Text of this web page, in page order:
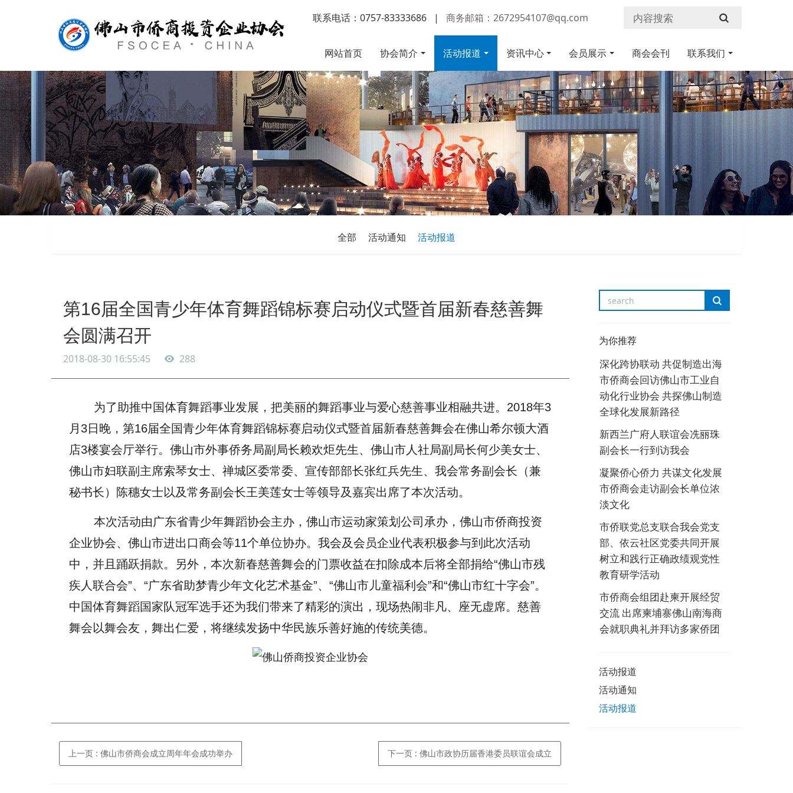
联系电话：0757-83333686 | 商务邮箱：2672954107@qq.com
网站首页 协会简介 活动报道 资讯中心 会员展示 商会会刊 联系我们
全部 活动通知 活动报道
第16届全国青少年体育舞蹈锦标赛启动仪式暨首届新春慈善舞
会圆满召开
2018-08-30 16:55:45 288
为了助推中国体育舞蹈事业发展，把美丽的舞蹈事业与爱心慈善事业相融共进。2018年3
月3日晚，第16届全国青少年体育舞蹈锦标赛启动仪式暨首届新春慈善舞会在佛山希尔顿大酒
店3楼宴会厅举行。佛山市外事侨务局副局长赖欢炬先生、佛山市人社局副局长何少美女士、
佛山市妇联副主席索琴女士、禅城区委常委、宣传部部长张红兵先生、我会常务副会长（兼
秘书长）陈穗女士以及常务副会长王美莲女士等领导及嘉宾出席了本次活动。
本次活动由广东省青少年舞蹈协会主办，佛山市运动家策划公司承办，佛山市侨商投资
企业协会、佛山市进出口商会等11个单位协办。我会及会员企业代表积极参与到此次活动
中，并且踊跃捐款。另外，本次新春慈善舞会的门票收益在扣除成本后将全部捐给“佛山市残
疾人联合会”、“广东省助梦青少年文化艺术基金”、“佛山市儿童福利会”和“佛山市红十字会”。
中国体育舞蹈国家队冠军选手还为我们带来了精彩的演出，现场热闹非凡、座无虚席。慈善
舞会以舞会友，舞出仁爱，将继续发扬中华民族乐善好施的传统美德。
上一页 : 佛山市侨商会成立周年年会成功举办 下一页 : 佛山市政协历届香港委员联谊会成立
为你推荐
深化跨协联动 共促制造出海
市侨商会回访佛山市工业自
动化行业协会 共探佛山制造
全球化发展新路径
新西兰广府人联谊会冼丽珠
副会长一行到访我会
凝聚侨心侨力 共谋文化发展
市侨商会走访副会长单位浓
淡文化
市侨联党总支联合我会党支
部、依云社区党委共同开展
树立和践行正确政绩观党性
教育研学活动
市侨商会组团赴柬开展经贸
交流 出席柬埔寨佛山南海商
会就职典礼并拜访多家侨团
活动报道
活动通知
活动报道